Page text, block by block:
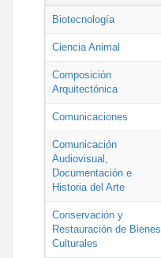
Biotecnología
Ciencia Animal
Composición
Arquitectónica
Comunicaciones
Comunicación
Audiovisual,
Documentación e
Historia del Arte
Conservación y
Restauración de Bienes
Culturales